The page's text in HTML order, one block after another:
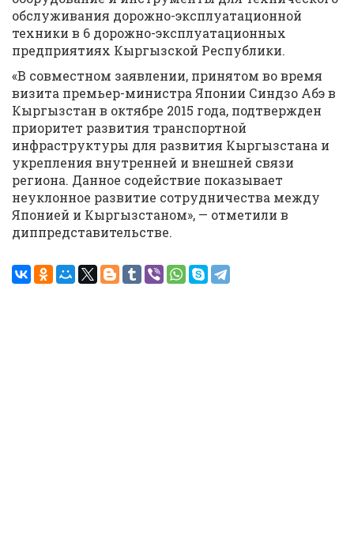
обслуживания дорожно-эксплуатационной
техники в 6 дорожно-эксплуатационных
предприятиях Кыргызской Республики.
«В совместном заявлении, принятом во время
визита премьер-министра Японии Синдзо Абэ в
Кыргызстан в октябре 2015 года, подтвержден
приоритет развития транспортной
инфраструктуры для развития Кыргызстана и
укрепления внутренней и внешней связи
региона. Данное содействие показывает
неуклонное развитие сотрудничества между
Японией и Кыргызстаном», — отметили в
диппредставительстве.